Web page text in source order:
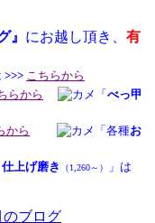
』 にお越し頂き、 有
>>> こちらから
らから 「 べっ甲
から 「各種お
上げ磨き （1,260～）
」は